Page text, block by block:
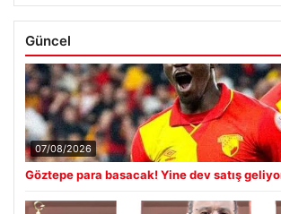
Güncel
07/08/2026
Göztepe para basacak! Yine dev satış